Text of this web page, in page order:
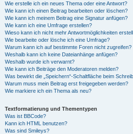
Wie erstelle ich ein neues Thema oder eine Antwort?
Wie kann ich einen Beitrag bearbeiten oder löschen?
Wie kann ich meinem Beitrag eine Signatur anfügen?
Wie kann ich eine Umfrage erstellen?
Wieso kann ich nicht mehr Antwortmöglichkeiten
Wie bearbeite oder lösche ich eine Umfrage?
Warum kann ich auf bestimmte Foren nicht zugreifen?
Weshalb kann ich keine Dateianhänge anfügen?
Weshalb wurde ich verwarnt?
Wie kann ich Beiträge den Moderatoren melden?
Was bewirkt die „Speichern“-Schaltfläche beim
Warum muss mein Beitrag erst freigegeben werden?
Wie markiere ich ein Thema als neu?
Textformatierung und Thementypen
Was ist BBCode?
Kann ich HTML benutzen?
Was sind Smileys?